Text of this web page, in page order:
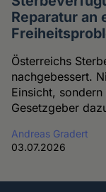
Reparatur an
Österreichs
nachgebessert.
Einsicht,
Gesetzgeber
Andreas Gradert
03.07.2026